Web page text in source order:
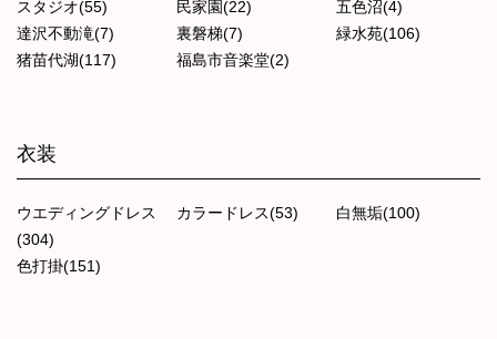
スタジオ(55)
民家園(22)
五色沼(4)
達沢不動滝(7)
裏磐梯(7)
緑水苑(106)
猪苗代湖(117)
福島市音楽堂(2)
衣装
ウエディングドレス
(304)
カラードレス(53) 白無垢(100)
色打掛(151)